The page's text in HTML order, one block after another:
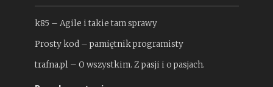
k85 – Agile i takie tam sprawy
Prosty kod – pamiętnik programisty
trafna.pl – O wszystkim. Z pasji i o pasjach.